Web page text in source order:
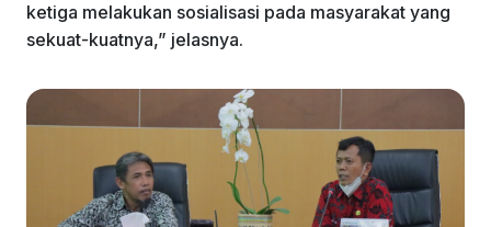
ketiga melakukan sosialisasi pada masyarakat yang
sekuat-kuatnya,” jelasnya.